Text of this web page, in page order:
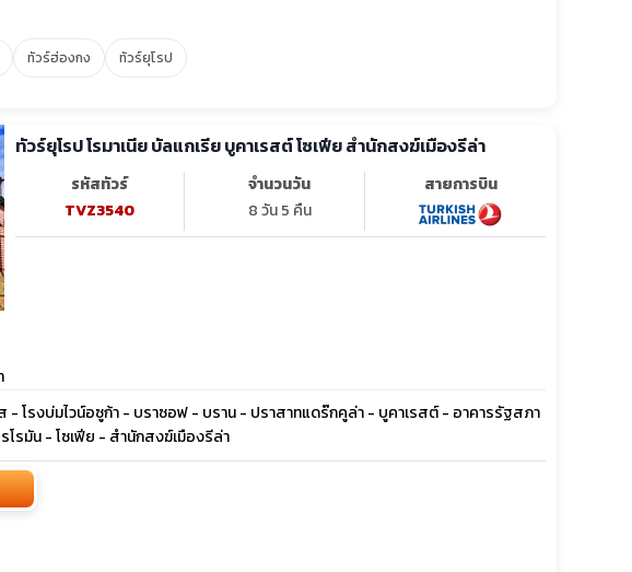
ทัวร์ฮ่องกง ทัวร์ยุโรป
ทัวร์ยุโรป โรมาเนีย บัลแกเรีย บูคาเรสต์ โซเฟีย สำนักสงฆ์เมืองรีล่า
รหัสทัวร์
TVZ3540
จำนวนวัน
8 วัน 5 คืน
สายการบิน
- โรงบ่มไวน์อซูก้า - บราซอฟ - บราน - ปราสาทแดร๊กคูล่า - บูคาเรสต์ - อาคารรัฐสภา
โรมัน - โซเฟีย - สำนักสงฆ์เมืองรีล่า